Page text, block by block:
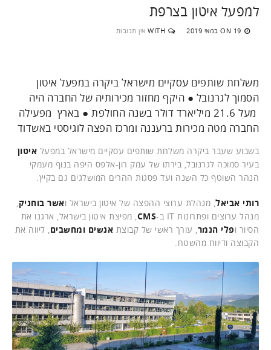
למפעל איטון בצרפת
ON 19 במאי 2019 WITH אין תגובות
משלחת שותפים עסקיים מישראל ביקרה במפעל איטון
הסמוך לגרנובל ● היקף מחזור מכירותיה של החברה היה
מעל 21.6 מיליארד דולר בשנה החולפת ● בארץ מפעילה
החברה מטה מכירות ברעננה ומרכז הפצה לוגיסטי באשדוד
בשבוע שעבר ביקרה משלחת שותפים עסקיים מישראל במפעל איטון
בעיר סמוכה לגרנובל, בירתו של עמק רון-אלפס היפה בנוף מעמקי
הנהר השוטף כל השנה ועד פסגות ההרים המושלגים גם בקיץ.
רותי אביאל , מנהלת ערוצי ההפצה של איטון בישראל ואשר בוחניק
מנהל ערוצים ופתרונות IT ב-
CMS , מפיצת איטון בישראל, ארגנו את
הסיור ופלי הנמר , עורך ראשי של קבוצת אנשים ומחשבים , ליווה את
הקבוצה ודיווח מהשטח.